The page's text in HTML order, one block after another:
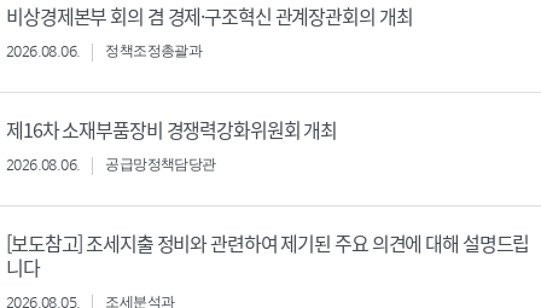
비상경제본부 회의 겸 경제·구조혁신 관계장관회의 개최
2026.08.06. 정책조정총괄과
제16차 소재부품장비 경쟁력강화위원회 개최
2026.08.06. 공급망정책담당관
[보도참고] 조세지출 정비와 관련하여 제기된 주요 의견에 대해 설명드립
니다
2026.08.05. 조세분석과